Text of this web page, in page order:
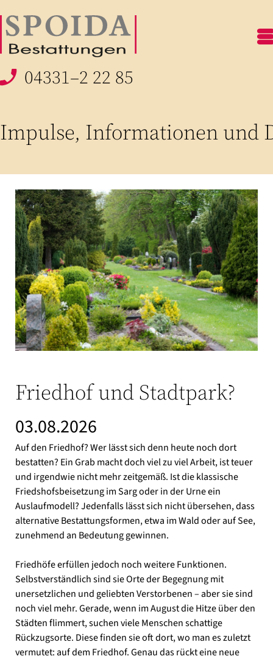
04331–2 22 85
Impulse, Informationen und
Friedhof und Stadtpark?
03.08.2026
Auf den Friedhof? Wer lässt sich denn heute noch dort
bestatten? Ein Grab macht doch viel zu viel Arbeit, ist teuer
und irgendwie nicht mehr zeitgemäß. Ist die klassische
Friedshofsbeisetzung im Sarg oder in der Urne ein
Auslaufmodell? Jedenfalls lässt sich nicht übersehen, dass
alternative Bestattungsformen, etwa im Wald oder auf See,
zunehmend an Bedeutung gewinnen.
Friedhöfe erfüllen jedoch noch weitere Funktionen.
Selbstverständlich sind sie Orte der Begegnung mit
unersetzlichen und geliebten Verstorbenen – aber sie sind
noch viel mehr. Gerade, wenn im August die Hitze über den
Städten flimmert, suchen viele Menschen schattige
Rückzugsorte. Diese finden sie oft dort, wo man es zuletzt
vermutet: auf dem Friedhof. Genau das rückt eine neue